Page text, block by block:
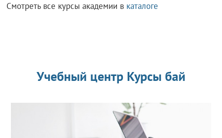
Смотреть все курсы академии в каталоге
Учебный центр Курсы бай